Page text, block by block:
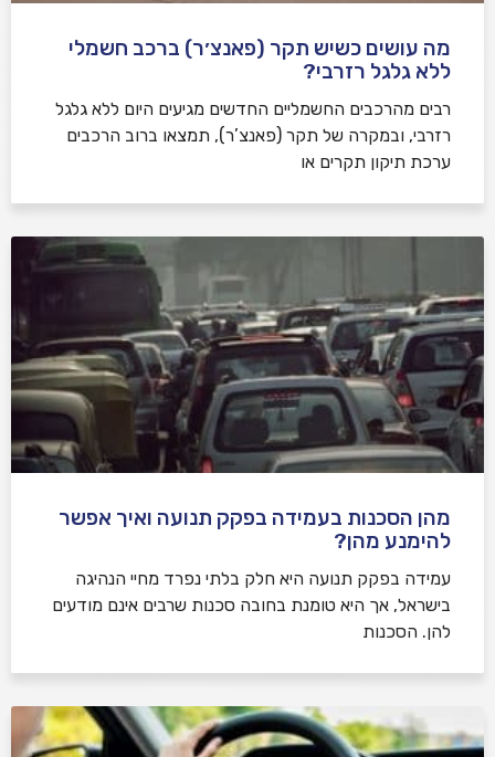
מה עושים כשיש תקר (פאנצ׳ר) ברכב חשמלי
ללא גלגל רזרבי?
רבים מהרכבים החשמליים החדשים מגיעים היום ללא גלגל
רזרבי, ובמקרה של תקר (פאנצ’ר), תמצאו ברוב הרכבים
ערכת תיקון תקרים או
מהן הסכנות בעמידה בפקק תנועה ואיך אפשר
להימנע מהן?
עמידה בפקק תנועה היא חלק בלתי נפרד מחיי הנהיגה
בישראל, אך היא טומנת בחובה סכנות שרבים אינם מודעים
להן. הסכנות